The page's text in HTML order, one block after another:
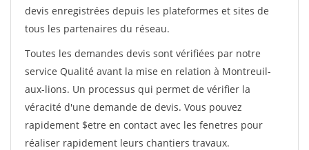
devis enregistrées depuis les plateformes et sites de
tous les partenaires du réseau.
Toutes les demandes devis sont vérifiées par notre
service Qualité avant la mise en relation à Montreuil-
aux-lions. Un processus qui permet de vérifier la
véracité d'une demande de devis. Vous pouvez
rapidement $etre en contact avec les fenetres pour
réaliser rapidement leurs chantiers travaux.